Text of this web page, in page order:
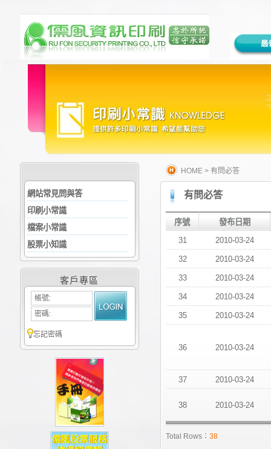
網站常見問與答
印刷小常識
檔案小常識
股票小知識
客戶專區
帳號:
密碼:
忘記密碼
HOME > 有問必答
有問必答
序號
發布日期
31
2010-03-24
32 2010-03-24
33 2010-03-24
34 2010-03-24
35 2010-03-24
36 2010-03-24
37 2010-03-24
38 2010-03-24
Total Rows： 38